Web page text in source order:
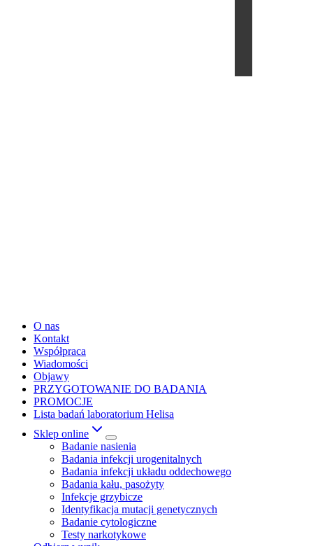
O nas
Kontakt
Współpraca
Wiadomości
Objawy
PRZYGOTOWANIE DO BADANIA
PROMOCJE
Lista badań laboratorium Helisa
Sklep online
Badanie nasienia
Badania infekcji urogenitalnych
Badania infekcji układu oddechowego
Badania kału, pasożyty
Infekcje grzybicze
Identyfikacja mutacji genetycznych
Badanie cytologiczne
Testy narkotykowe